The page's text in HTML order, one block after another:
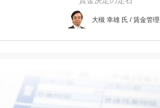
大槻 幸雄 氏 / 賃金管